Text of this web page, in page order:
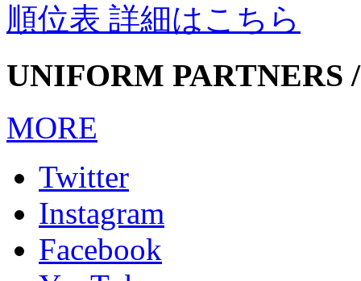
順位表 詳細はこちら
UNIFORM PARTNERS
MORE
Twitter
Instagram
Facebook